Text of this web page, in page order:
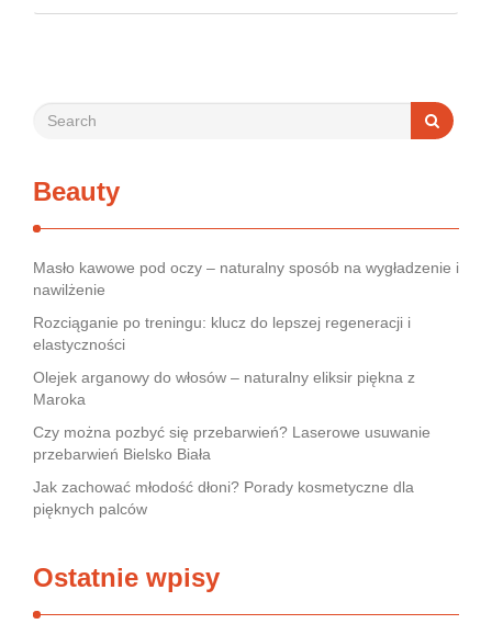
bywa dla wielu pacjentów procesem długim i frustrującym, bo
Beauty
Masło kawowe pod oczy – naturalny sposób na wygładzenie i
nawilżenie
Rozciąganie po treningu: klucz do lepszej regeneracji i
elastyczności
Olejek arganowy do włosów – naturalny eliksir piękna z
Maroka
Czy można pozbyć się przebarwień? Laserowe usuwanie
przebarwień Bielsko Biała
Jak zachować młodość dłoni? Porady kosmetyczne dla
pięknych palców
Ostatnie wpisy